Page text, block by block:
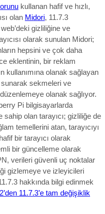
kullanan hafif ve hızlı,
olan Midori, 11.7.3
web’deki gizliliğine ve
olarak sunulan Midori;
hepsini ve çok daha
eklentinin, bir reklam
kullanımına olanak sağlayan
sekmeleri ve
olanak sağlıyor.
Pi bilgisayarlarda
olan tarayıcı; gizliliğe de
temellerini atan, tarayıcıyı
bir tarayıcı olarak
bir güncelleme olarak
verileri güvenli uç noktalar
gizlemeye ve izleyicileri
hakkında bilgi edinmek
11.7.3’e tam değişiklik